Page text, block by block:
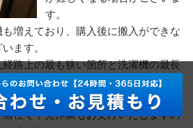
す。
増えており、購入後に搬入ができな
ます。
路上の最も狭い箇所と洗濯機の最長
的に入るか入らないかをご確認して
ます。
社で下見作業もお受けいたしますの